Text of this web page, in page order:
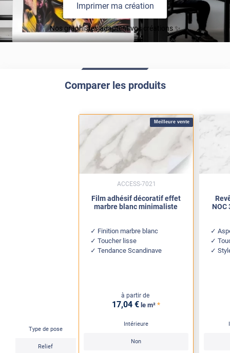
Imprimer ma création
Nos graphistes adaptent vos créations ✨
Comparer les produits
Type de pose
Relief
Meilleure vente
Film adhésif décoratif effet
marbre blanc minimaliste
Finition marbre blanc
Toucher lisse
Tendance Scandinave
à partir de
17,04 € le m² *
Intérieure
Non
ACCESS-7021